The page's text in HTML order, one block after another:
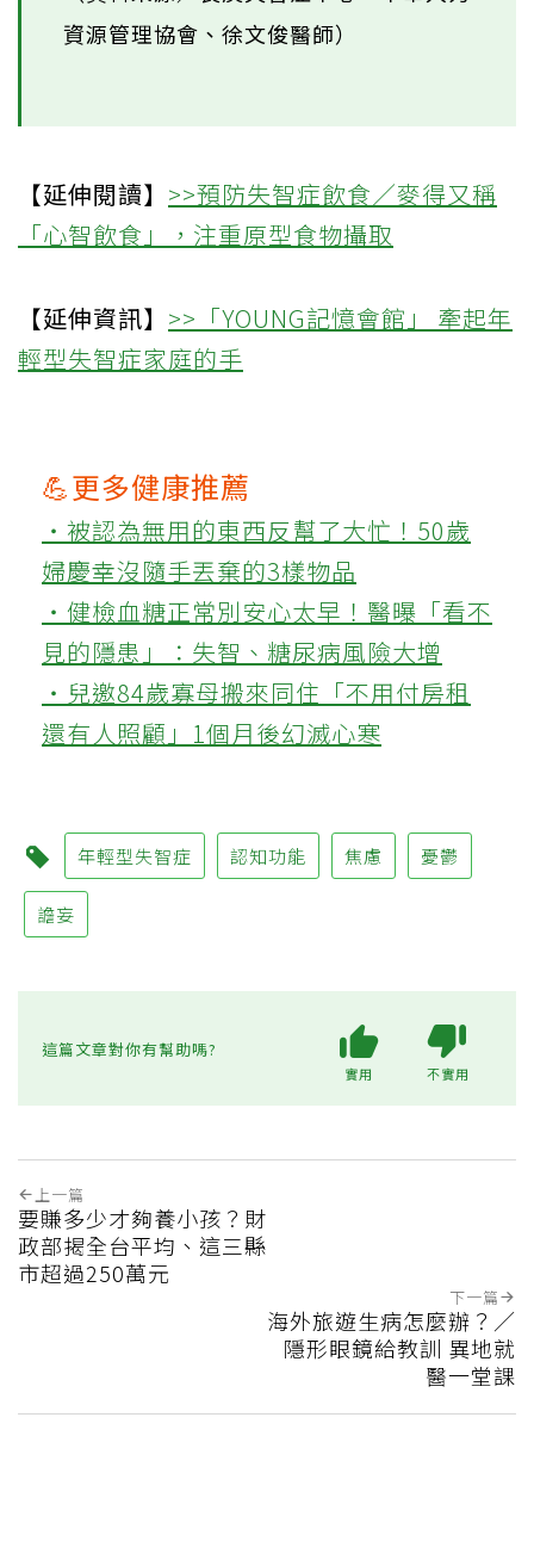
資源管理協會、徐文俊醫師）
【延伸閱讀】 >>預防失智症飲食／麥得又稱
「心智飲食」，注重原型食物攝取
【延伸資訊】 >>「YOUNG記憶會館」 牽起年
輕型失智症家庭的手
💪更多健康推薦
‧被認為無用的東西反幫了大忙！50歲
婦慶幸沒隨手丟棄的3樣物品
‧健檢血糖正常別安心太早！醫曝「看不
見的隱患」：失智、糖尿病風險大增
‧兒邀84歲寡母搬來同住「不用付房租
還有人照顧」1個月後幻滅心寒
年輕型失智症 認知功能 焦慮 憂鬱
譫妄
這篇文章對你有幫助嗎?
實用 不實用
上一篇
要賺多少才夠養小孩？財
政部揭全台平均、這三縣
市超過250萬元
下一篇
海外旅遊生病怎麼辦？／
隱形眼鏡給教訓 異地就
醫一堂課